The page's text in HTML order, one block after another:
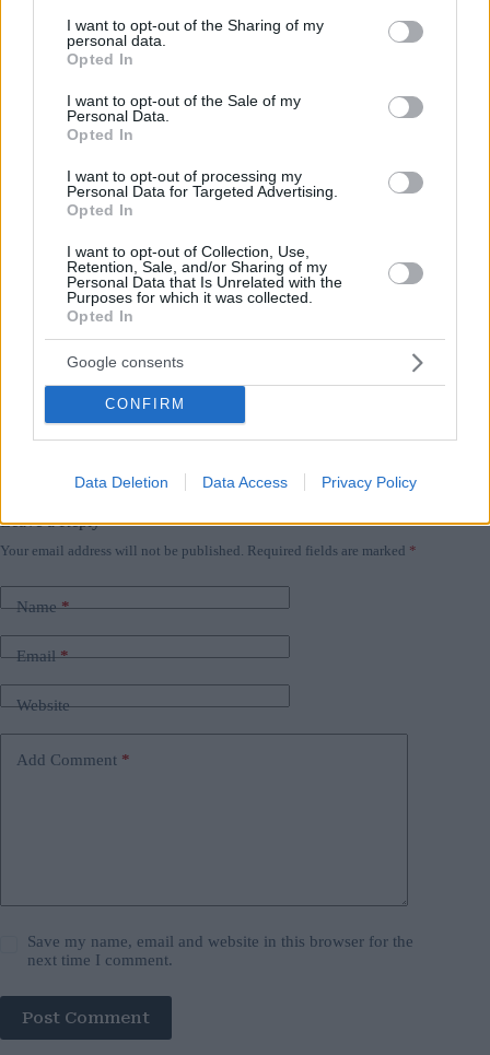
not limited to your visit or usage behaviour. You may click to
grant or deny consent to Google and its third-party tags to
use your data for below specified purposes in below Google
consent section.
I want to opt-out of the Sharing of my
personal data.
Opted In
I want to opt-out of the Sale of my
Personal Data.
Opted In
I want to opt-out of processing my
Personal Data for Targeted Advertising.
Opted In
I want to opt-out of Collection, Use,
Retention, Sale, and/or Sharing of my
Personal Data that Is Unrelated with the
Purposes for which it was collected.
Opted In
Google consents
CONFIRM
Data Deletion Data Access Privacy Policy
L’ex ambasciatore degli Stati Uniti condanna le
sanzioni contro il ministro ungherese come ‘terribili e
vergognose’.
#
Leave a Reply
Your email address will not be published. Required fields are marked *
Name*
Email*
Website
Add Comment *
Save my name, email and website in this browser for the
next time I comment.
Post Comment